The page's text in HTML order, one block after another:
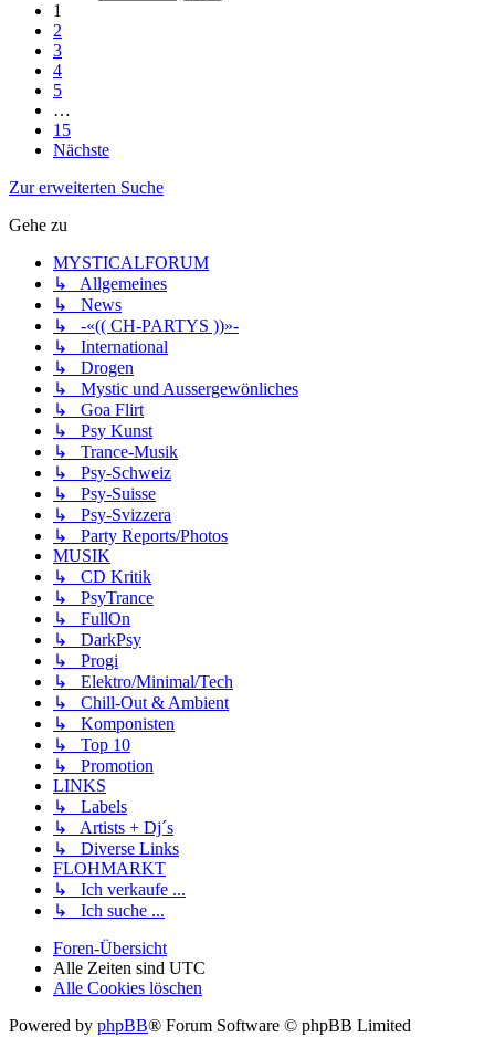
1
2
3
4
5
…
15
Nächste
Zur erweiterten Suche
Gehe zu
MYSTICALFORUM
↳ Allgemeines
↳ News
↳ -«(( CH-PARTYS ))»-
↳ International
↳ Drogen
↳ Mystic und Aussergewönliches
↳ Goa Flirt
↳ Psy Kunst
↳ Trance-Musik
↳ Psy-Schweiz
↳ Psy-Suisse
↳ Psy-Svizzera
↳ Party Reports/Photos
MUSIK
↳ CD Kritik
↳ PsyTrance
↳ FullOn
↳ DarkPsy
↳ Progi
↳ Elektro/Minimal/Tech
↳ Chill-Out & Ambient
↳ Komponisten
↳ Top 10
↳ Promotion
LINKS
↳ Labels
↳ Artists + Dj´s
↳ Diverse Links
FLOHMARKT
↳ Ich verkaufe ...
↳ Ich suche ...
Foren-Übersicht
Alle Zeiten sind UTC
Alle Cookies löschen
Powered by phpBB® Forum Software © phpBB Limited